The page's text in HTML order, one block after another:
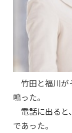
竹田と福川が
鳴った。
電話に出ると
であった。